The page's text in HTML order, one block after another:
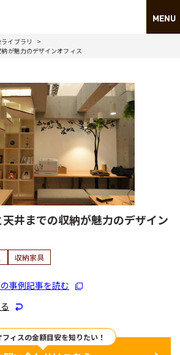
イブラリ
が魅力のデザインオフィス
井までの収納が魅力のデザイン
収納家具
事例記事を読む
フィスの金額目安を知りたい！